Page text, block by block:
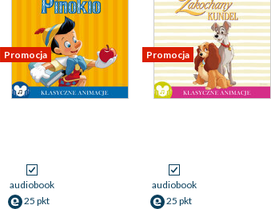
Promocja
audiobook
25 pkt
Promocja
audiobook
25 pkt